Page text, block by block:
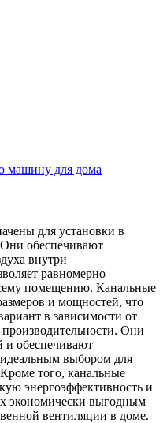
машину для дома
для установки в
обеспечивают
внутри
равномерно
помещению. Канальные
и мощностей, что
в зависимости от
Они
и обеспечивают
выбором для
того, канальные
энергоэффективность и
экономически выгодным
вентиляции в доме.